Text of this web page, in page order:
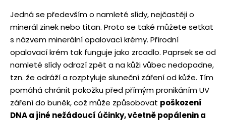
Jedná se především o namleté slídy, nejčastěji o
minerál zinek nebo titan. Proto se také můžete setkat
s názvem minerální opalovací krémy. Přírodní
opalovací krém tak funguje jako zrcadlo. Paprsek se od
namleté slídy odrazí zpět a na kůži vůbec nedopadne,
tzn. že odráží a rozptyluje sluneční záření od kůže. Tím
pomáhá chránit pokožku před přímým pronikáním UV
záření do buněk, což může způsobovat poškození
DNA a jiné nežádoucí účinky, včetně popálenin a